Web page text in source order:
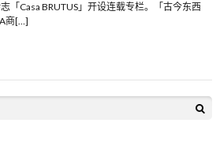
「Casa BRUTUS」开设连载专栏。「古今东西
商[…]